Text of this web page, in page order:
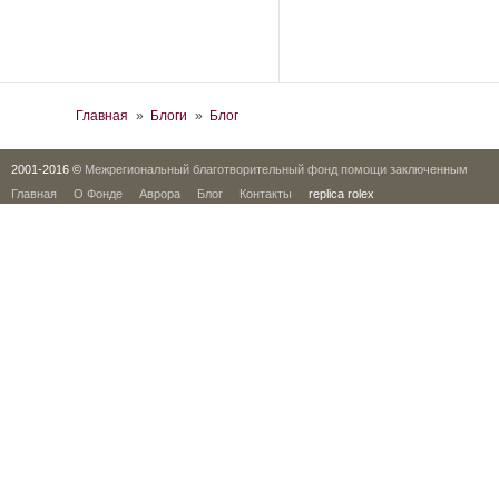
Главная » Блоги » Блог
2001-2016 © Межрегиональный благотворительный фонд помощи заключенным
Главная
О Фонде Аврора Блог Контакты replica rolex